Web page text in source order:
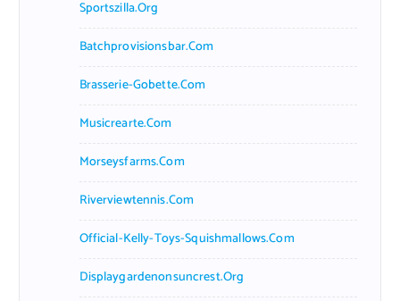
Sportszilla.org
Batchprovisionsbar.com
Brasserie-Gobette.com
Musicrearte.com
Morseysfarms.com
Riverviewtennis.com
Official-Kelly-Toys-Squishmallows.com
Displaygardenonsuncrest.org